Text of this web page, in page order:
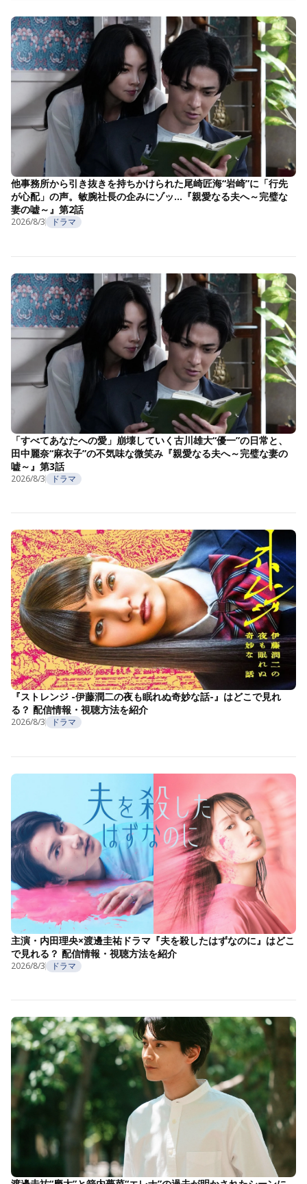
他事務所から引き抜きを持ちかけられた尾崎匠海“岩崎”に「行先
が心配」の声。敏腕社長の企みにゾッ…『親愛なる夫へ～完璧な
妻の嘘～』第2話
2026/8/3 ドラマ
「すべてあなたへの愛」崩壊していく古川雄大“優一”の日常と、
田中麗奈“麻衣子”の不気味な微笑み『親愛なる夫へ～完璧な妻の
嘘～』第3話
2026/8/3 ドラマ
『ストレンジ -伊藤潤二の夜も眠れぬ奇妙な話-』はどこで見れ
る？ 配信情報・視聴方法を紹介
2026/8/3 ドラマ
主演・内田理央×渡邊圭祐ドラマ『夫を殺したはずなのに』はどこ
で見れる？ 配信情報・視聴方法を紹介
2026/8/3 ドラマ